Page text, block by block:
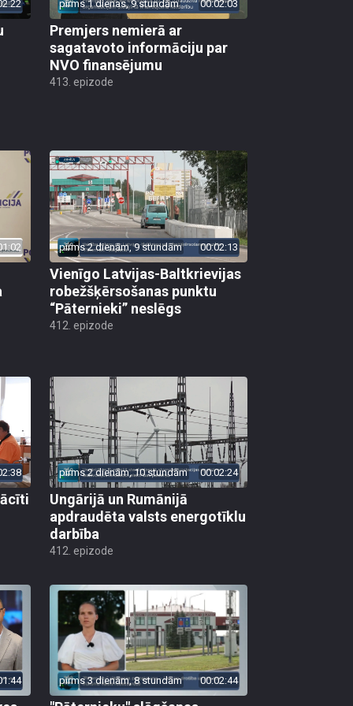
pirms 1 dienas, 9 stundām 00:02:03
Premjers nemierā ar
sagatavoto informāciju par
NVO finansējumu
413. epizode
pirms 2 dienām, 9 stundām 00:02:13
Vienīgo Latvijas-Baltkrievijas
robežšķērsošanas punktu
“Pāternieki” neslēgs
412. epizode
pirms 2 dienām, 10 stundām 00:02:24
Ungārijā un Rumānijā
apdraudēta valsts energotīklu
darbība
412. epizode
pirms 3 dienām, 8 stundām 00:02:44